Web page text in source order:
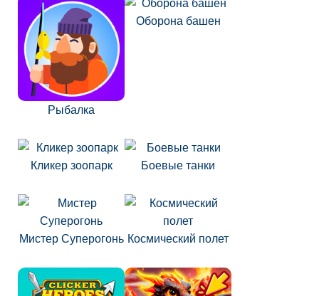
Рыбалка
Оборона башен
Кликер зоопарк Боевые танки
Мистер Суперогонь Космический полет